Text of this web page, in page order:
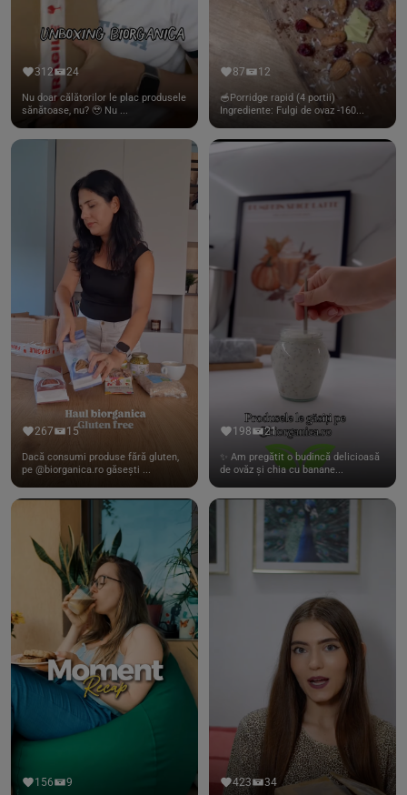
312 24
Nu doar călătorilor le plac produsele
sănătoase, nu? 🥹 Nu ...
87 12
🥣Porridge rapid (4 portii)
Ingrediente: Fulgi de ovaz -160...
267 15
Dacă consumi produse fără gluten,
pe @biorganica.ro găsești ...
198 21
✨ Am pregătit o budincă delicioasă
de ovăz și chia cu banane...
156 9 423 34